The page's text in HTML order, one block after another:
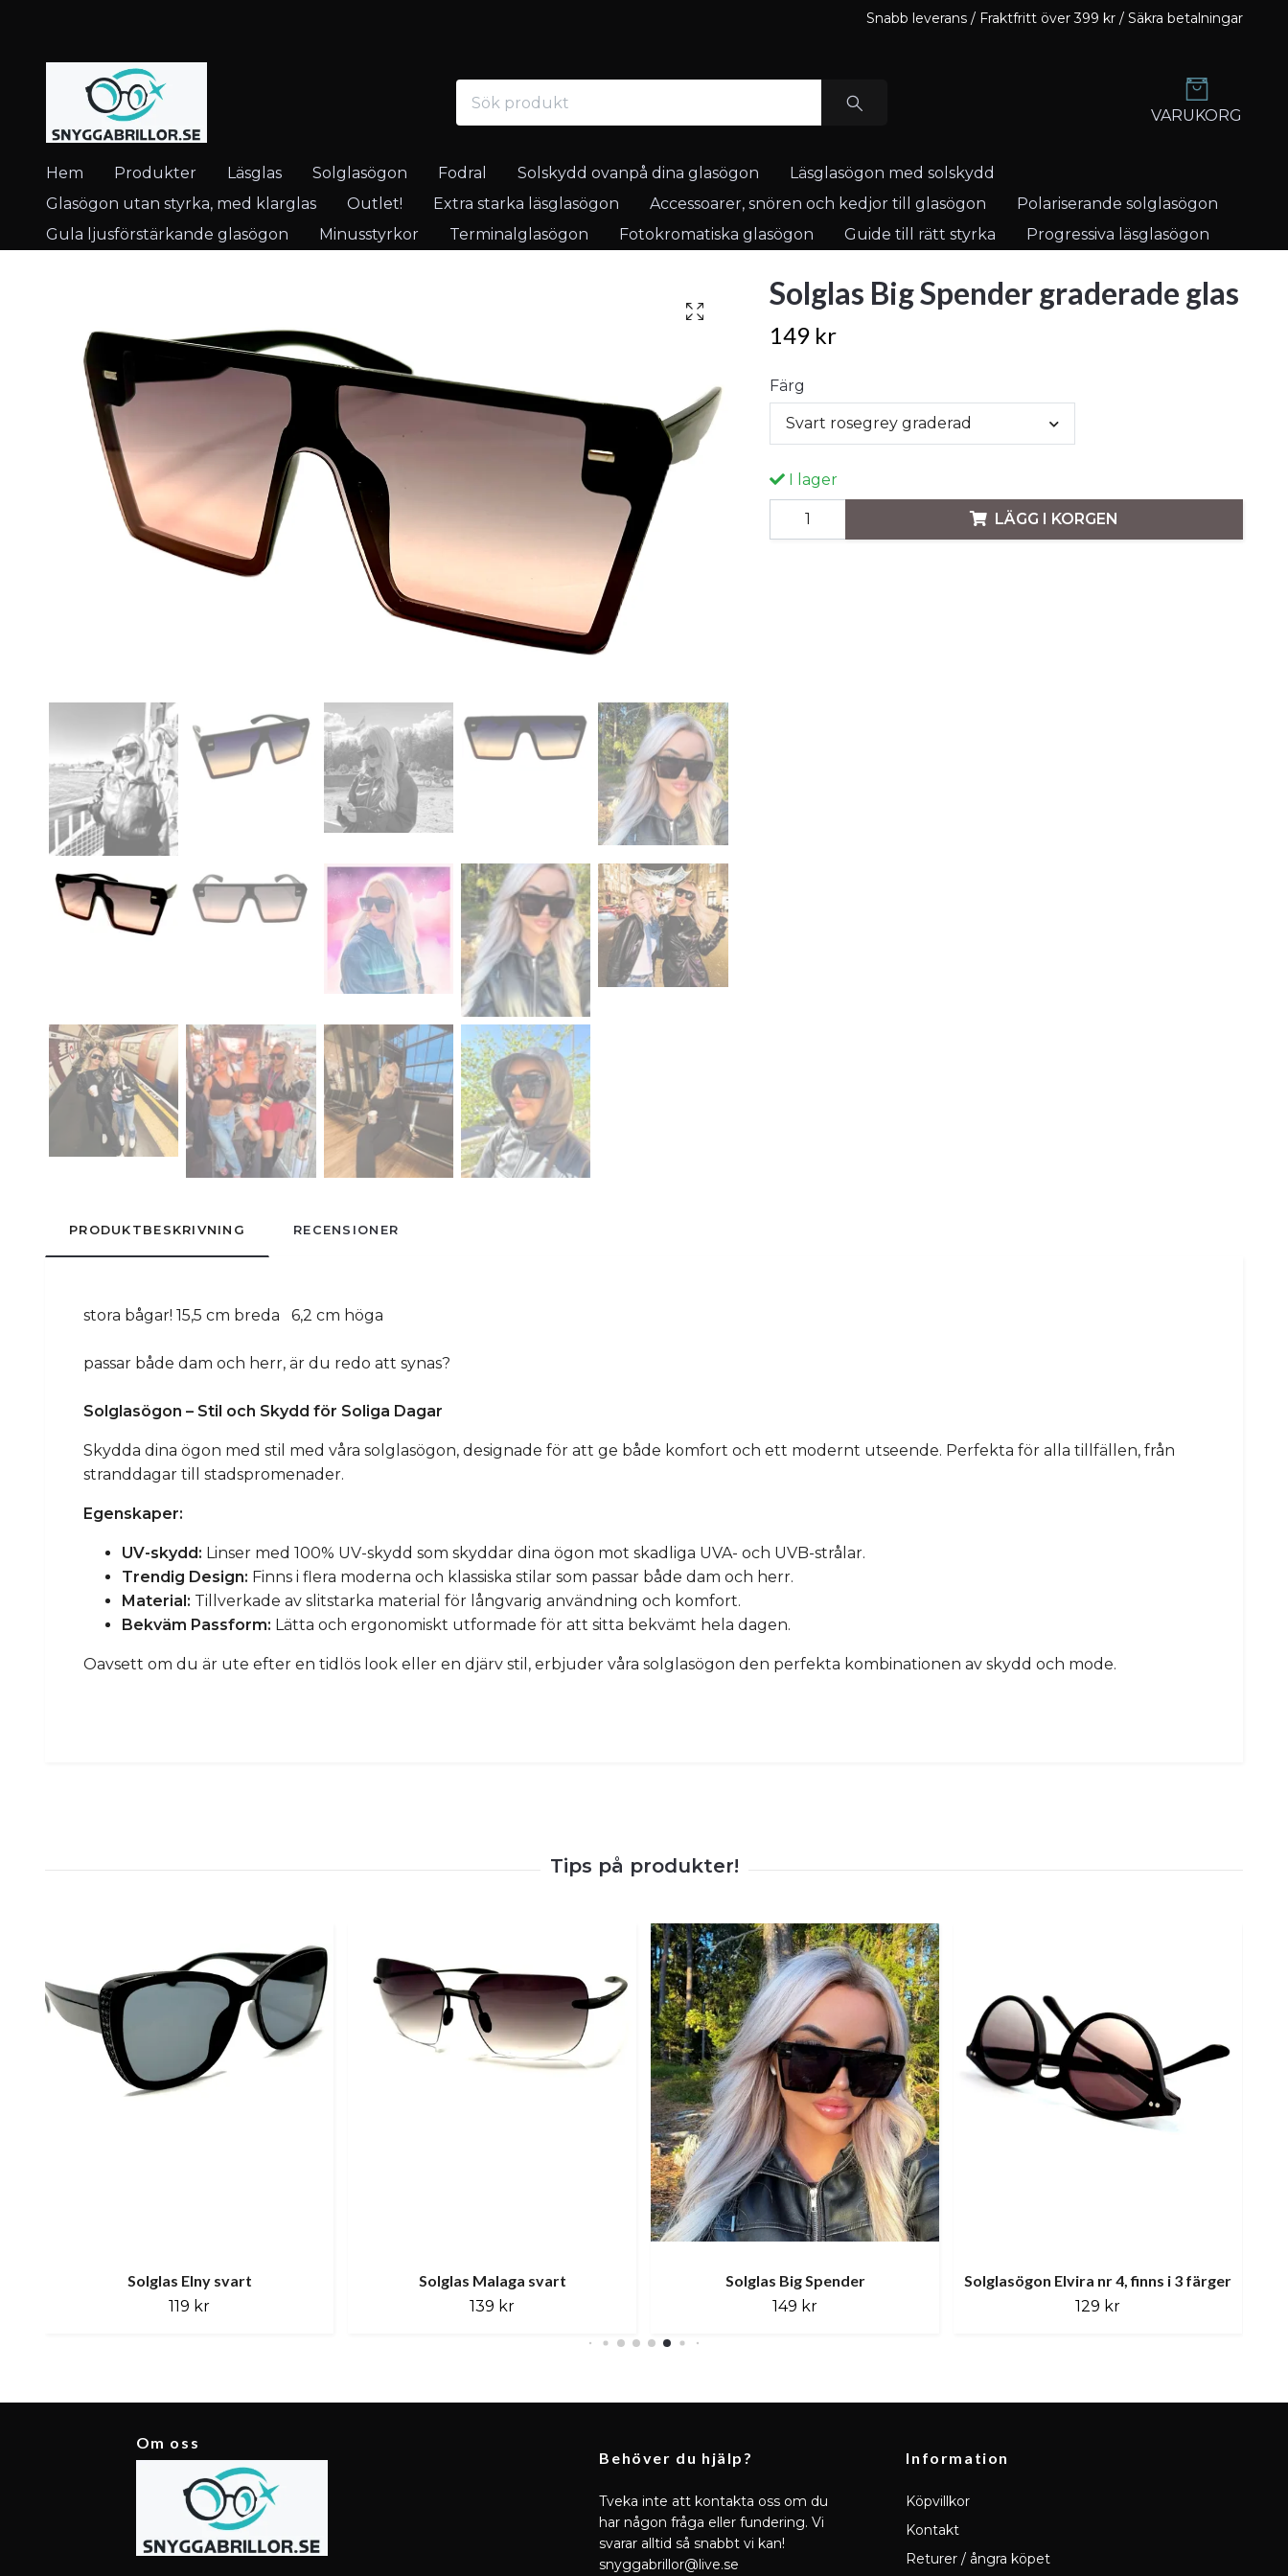
Snabb leverans / Fraktfritt över 399 kr / Säkra betalningar
VARUKORG
Hem Produkter Läsglas Solglasögon Fodral Solskydd ovanpå dina glasögon
Läsglasögon med solskydd
Glasögon utan styrka, med klarglas
Outlet! Extra starka läsglasögon Accessoarer, snören och kedjor till glasögon
Polariserande solglasögon
Gula ljusförstärkande glasögon
Minusstyrkor Terminalglasögon Fotokromatiska glasögon Guide till rätt styrka Progressiva läsglasögon
Solglas Big Spender graderade glas
149 kr
Färg
Svart rosegrey graderad
I lager
LÄGG I KORGEN
PRODUKTBESKRIVNING RECENSIONER
stora bågar! 15,5 cm breda 6,2 cm höga
passar både dam och herr, är du redo att synas?
Solglasögon – Stil och Skydd för Soliga Dagar
Skydda dina ögon med stil med våra solglasögon, designade för att ge både komfort och ett modernt utseende. Perfekta för alla tillfällen, från
stranddagar till stadspromenader.
Egenskaper:
UV-skydd: Linser med 100% UV-skydd som skyddar dina ögon mot skadliga UVA- och UVB-strålar.
Trendig Design: Finns i flera moderna och klassiska stilar som passar både dam och herr.
Material: Tillverkade av slitstarka material för långvarig användning och komfort.
Bekväm Passform: Lätta och ergonomiskt utformade för att sitta bekvämt hela dagen.
Oavsett om du är ute efter en tidlös look eller en djärv stil, erbjuder våra solglasögon den perfekta kombinationen av skydd och mode.
Solglas Elny svart
119 kr
Solglas Malaga svart
139 kr
Solglas Big Spender
149 kr
Solglasögon Elvira nr 4, finns i 3 färger
129 kr
Om oss
Behöver du hjälp?
Tveka inte att kontakta oss om du
har någon fråga eller fundering. Vi
svarar alltid så snabbt vi kan!
snyggabrillor@live.se
Information
Köpvillkor
Kontakt
Returer / ångra köpet